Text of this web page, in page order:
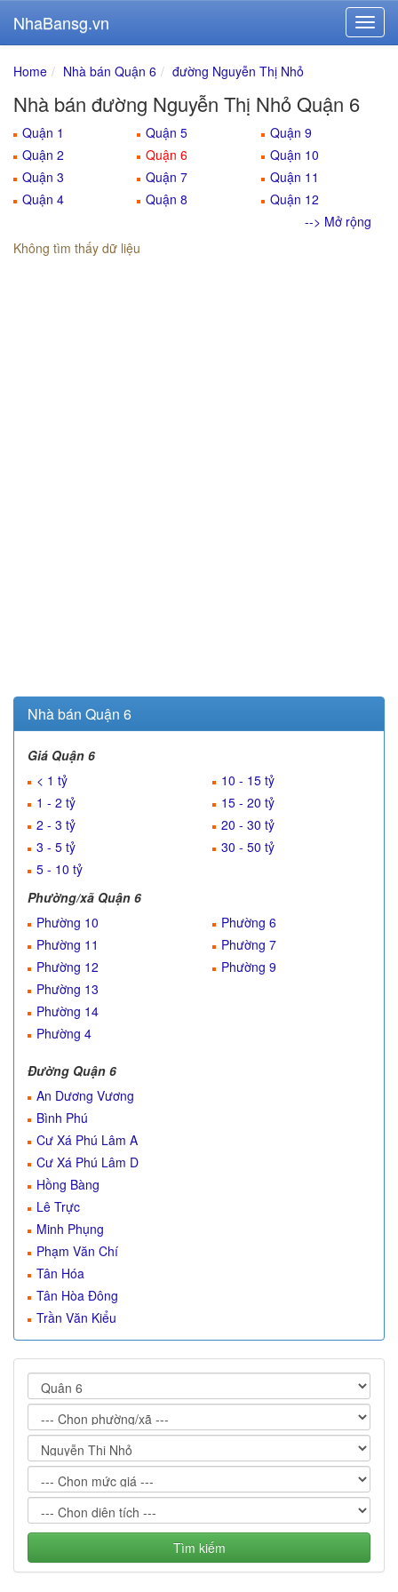
NhaBansg.vn
Home Nhà bán Quận 6 đường Nguyễn Thị Nhỏ
Nhà bán đường Nguyễn Thị Nhỏ Quận 6
Quận 1
Quận 2
Quận 3
Quận 4
Quận 5
Quận 6
Quận 7
Quận 8
Quận 9
Quận 10
Quận 11
Quận 12
--> Mở rộng
Không tìm thấy dữ liệu
Nhà bán Quận 6
Giá Quận 6
< 1 tỷ
1 - 2 tỷ
2 - 3 tỷ
3 - 5 tỷ
5 - 10 tỷ
10 - 15 tỷ
15 - 20 tỷ
20 - 30 tỷ
30 - 50 tỷ
Phường/xã Quận 6
Phường 10
Phường 11
Phường 12
Phường 13
Phường 14
Phường 4
Phường 6
Phường 7
Phường 9
Đường Quận 6
An Dương Vương
Bình Phú
Cư Xá Phú Lâm A
Cư Xá Phú Lâm D
Hồng Bàng
Lê Trực
Minh Phụng
Phạm Văn Chí
Tân Hóa
Tân Hòa Đông
Trần Văn Kiểu
Tìm kiếm